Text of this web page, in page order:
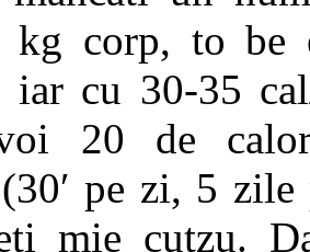
kg corp, to be
iar cu 30-35
20 de
pe zi, 5
mie cutzu.